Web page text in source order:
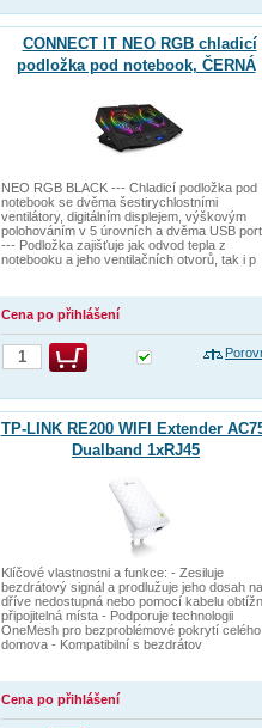
CONNECT IT NEO RGB chladicí
podložka pod notebook, ČERNÁ
NEO RGB BLACK --- Chladicí podložka pod
notebook se dvěma šestirychlostními
ventilátory, digitálním displejem, výškovým
polohováním v 5 úrovních a dvěma USB
--- Podložka zajišťuje jak odvod tepla z
notebooku a jeho ventilačních otvorů, tak i p
Cena po přihlášení
TP-LINK RE200 WIFI Extender
Dualband 1xRJ45
Klíčové vlastnostni a funkce: - Zesiluje
bezdrátový signál a prodlužuje jeho dosah na
dříve nedostupná nebo pomocí kabelu
připojitelná místa - Podporuje technologii
OneMesh pro bezproblémové pokrytí celého
domova - Kompatibilní s bezdrátov
Cena po přihlášení